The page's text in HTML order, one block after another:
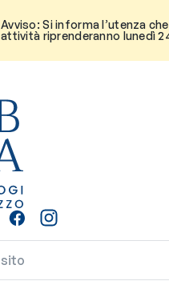
Avviso: Si informa l’utenza
attività riprenderanno lunedì